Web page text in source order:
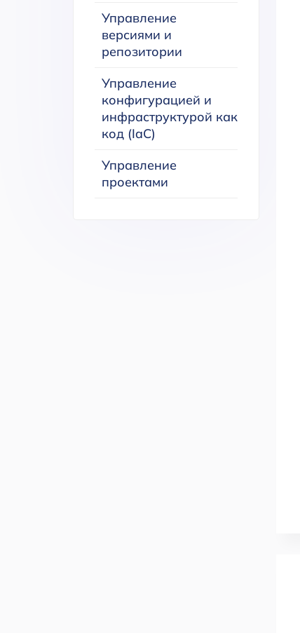
Управление
версиями и
репозитории
Управление
конфигурацией и
инфраструктурой как
код (IaC)
Управление
проектами